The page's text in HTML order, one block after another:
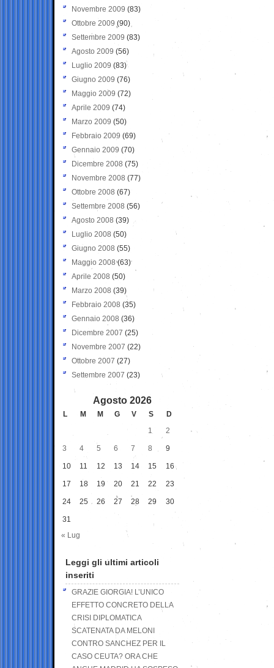
Novembre 2009 (83)
Ottobre 2009 (90)
Settembre 2009 (83)
Agosto 2009 (56)
Luglio 2009 (83)
Giugno 2009 (76)
Maggio 2009 (72)
Aprile 2009 (74)
Marzo 2009 (50)
Febbraio 2009 (69)
Gennaio 2009 (70)
Dicembre 2008 (75)
Novembre 2008 (77)
Ottobre 2008 (67)
Settembre 2008 (56)
Agosto 2008 (39)
Luglio 2008 (50)
Giugno 2008 (55)
Maggio 2008(63)
Aprile 2008 (50)
Marzo 2008 (39)
Febbraio 2008 (35)
Gennaio 2008 (36)
Dicembre 2007 (25)
Novembre 2007 (22)
Ottobre 2007 (27)
Settembre 2007 (23)
Agosto 2026
L M M G V S
D
1
2
3 4 5 6 7 8 9
10 11 12 13 14 15 16
17 18 19 20 21 22 23
24 25 26 27 28 29 30
31
« Lug
Leggi gli ultimi articoli
inseriti
GRAZIE GIORGIA! L’UNICO
EFFETTO CONCRETO DELLA
CRISI DIPLOMATICA
SCATENATA DA MELONI
CONTRO SANCHEZ PER IL
CASO CEUTA? ORA CHE